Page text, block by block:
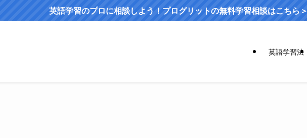
英語学習のプロに相談しよう！プログリットの無料学習相談はこちら＞
英語学習法